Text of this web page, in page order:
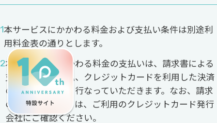
本サービスにかかわる料金および支払い条件は別途利
用料金表の通りとします。
本サービスにかかわる料金の支払いは、請求書による
支払い、銀行振込、クレジットカードを利用した決済
のいずれかにより行なっていただきます。なお、請求
の締め日については、ご利用のクレジットカード発行
会社にご確認ください。